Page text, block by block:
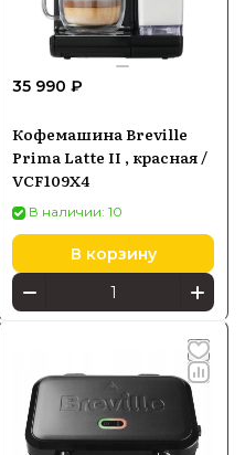
35 990 ₽
Кофемашина Breville
Prima Latte II , красная /
VCF109X4
В наличии: 10
В корзину